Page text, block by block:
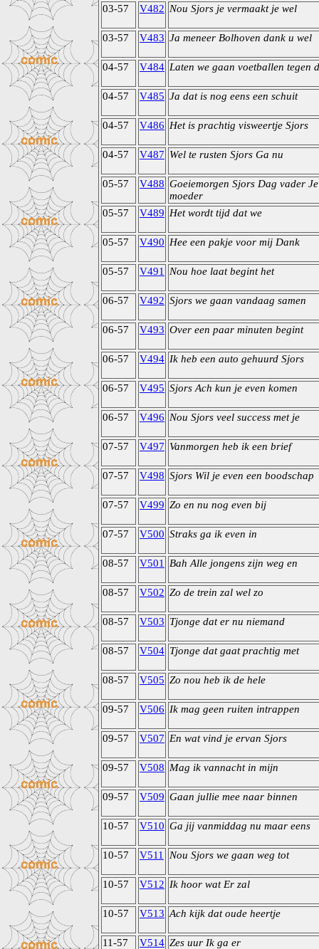
03-57 V482 Nou Sjors je vermaakt je wel
03-57 V483 Ja meneer Bolhoven dank u wel
04-57 V484 Laten we gaan voetballen tegen
04-57 V485 Ja dat is nog eens een schuit
04-57 V486 Het is prachtig visweertje Sjors
04-57 V487 Wel te rusten Sjors Ga nu
05-57 V488 Goeiemorgen Sjors Dag vader Je
moeder
05-57
V489 Het wordt tijd dat we
05-57 V490 Hee een pakje voor mij Dank
05-57 V491 Nou hoe laat begint het
06-57 V492 Sjors we gaan vandaag samen
06-57 V493 Over een paar minuten begint
06-57 V494 Ik heb een auto gehuurd Sjors
06-57 V495 Sjors Ach kun je even komen
06-57 V496 Nou Sjors veel success met je
07-57 V497 Vanmorgen heb ik een brief
07-57 V498 Sjors Wil je even een boodschap
07-57 V499 Zo en nu nog even bij
07-57 V500 Straks ga ik even in
08-57 V501 Bah Alle jongens zijn weg en
08-57 V502 Zo de trein zal wel zo
08-57 V503 Tjonge dat er nu niemand
08-57 V504 Tjonge dat gaat prachtig met
08-57 V505 Zo nou heb ik de hele
09-57 V506 Ik mag geen ruiten intrappen
09-57 V507 En wat vind je ervan Sjors
09-57 V508 Mag ik vannacht in mijn
09-57 V509 Gaan jullie mee naar binnen
10-57 V510 Ga jij vanmiddag nu maar eens
10-57 V511 Nou Sjors we gaan weg tot
10-57 V512 Ik hoor wat Er zal
10-57 V513 Ach kijk dat oude heertje
11-57 V514 Zes uur Ik ga er